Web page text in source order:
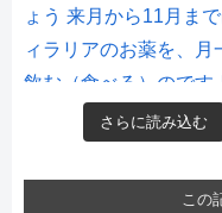
さらに読み込む
この